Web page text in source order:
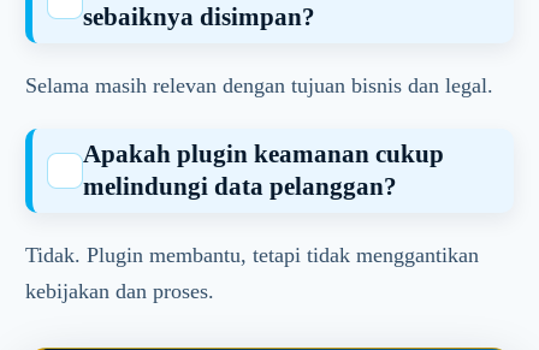
sebaiknya disimpan?
Selama masih relevan dengan tujuan bisnis dan legal.
Apakah plugin keamanan cukup
melindungi data pelanggan?
Tidak. Plugin membantu, tetapi tidak menggantikan
kebijakan dan proses.